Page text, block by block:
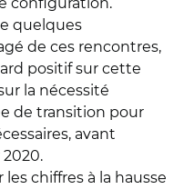
quelques
de ces rencontres,
positif sur cette
la nécessité
de transition pour
avant
chiffres à la hausse